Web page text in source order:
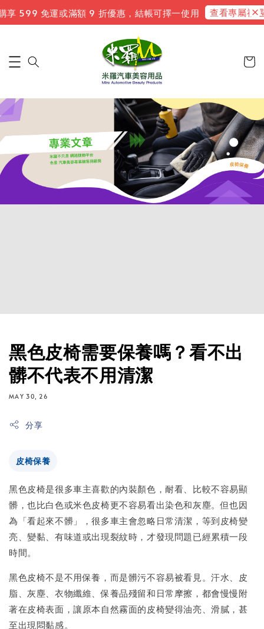
免運或滿額 9 折優惠，結帳可擇一使用 查看專屬禮遇 新
黑色皮椅需要保養嗎？看不出
髒不代表不用清潔
MAY 30, 26
分享
皮椅保養
黑色皮椅是很多車主喜歡的內裝顏色，耐看、比較不容易顯
髒，也比白色或米色皮椅更不容易看出染色和灰塵。但也因
為「看起來不髒」，很多車主會忽略日常清潔，等到皮椅變
亮、變黏、有味道或出現裂紋時，才發現問題已經累積一段
時間。
黑色皮椅不是不用保養，而是髒污不容易被看見。汗水、皮
脂、灰塵、衣物纖維、保養品殘留和日常摩擦，都會慢慢附
著在皮椅表面，讓原本自然霧面的皮椅變得油亮、滑膩，甚
至出現悶黏感。